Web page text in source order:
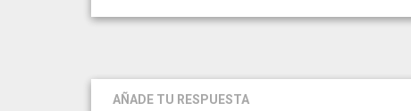
AÑADE TU RESPUESTA